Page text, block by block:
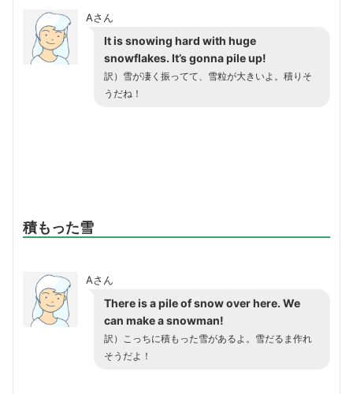
Aさん
It is snowing hard with huge
snowflakes. It’s gonna pile up!
訳）雪が凄く振ってて、雪粒が大きいよ。積りそ
うだね！
積もった雪
Aさん
There isa pile of snowover here. We
can make a snowman!
訳）こっちに積もった雪があるよ。雪だるま作れ
そうだよ！